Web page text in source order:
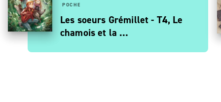
POCHE
Les soeurs Grémillet - T4, Le
chamois et la …